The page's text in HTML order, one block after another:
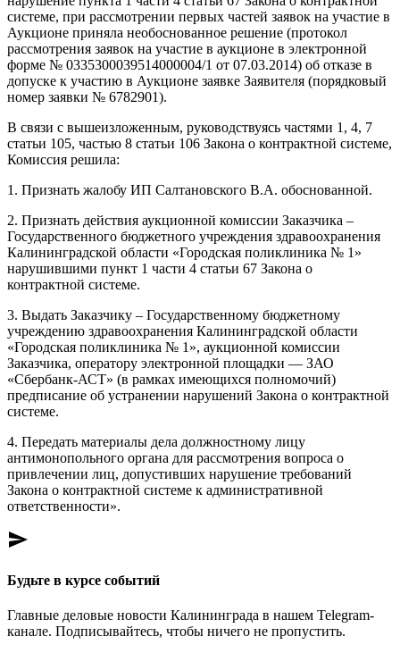
системе, при рассмотрении первых частей заявок на участие в
Аукционе приняла необоснованное решение (протокол
рассмотрения заявок на участие в аукционе в электронной
форме № 0335300039514000004/1 от 07.03.2014) об отказе в
допуске к участию в Аукционе заявке Заявителя (порядковый
номер заявки № 6782901).
В связи с вышеизложенным, руководствуясь частями 1, 4, 7
статьи 105, частью 8 статьи 106 Закона о контрактной системе,
Комиссия решила:
1. Признать жалобу ИП Салтановского В.А. обоснованной.
2. Признать действия аукционной комиссии Заказчика –
Государственного бюджетного учреждения здравоохранения
Калининградской области «Городская поликлиника № 1»
нарушившими пункт 1 части 4 статьи 67 Закона о
контрактной системе.
3. Выдать Заказчику – Государственному бюджетному
учреждению здравоохранения Калининградской области
«Городская поликлиника № 1», аукционной комиссии
Заказчика, оператору электронной площадки — ЗАО
«Сбербанк-АСТ» (в рамках имеющихся полномочий)
предписание об устранении нарушений Закона о контрактной
системе.
4. Передать материалы дела должностному лицу
антимонопольного органа для рассмотрения вопроса о
привлечении лиц, допустивших нарушение требований
Закона о контрактной системе к административной
ответственности».
send
Будьте в курсе событий
Главные деловые новости Калининграда в нашем Telegram-
канале. Подписывайтесь, чтобы ничего не пропустить.